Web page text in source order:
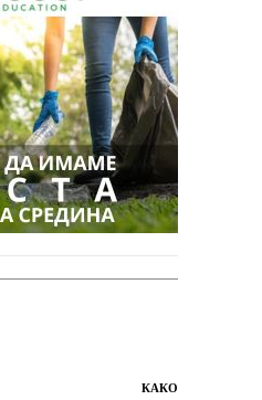
КАКО